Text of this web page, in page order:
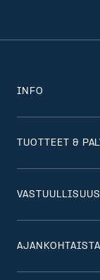
INFO
TUOTTEET &
VASTUULLISUUS
AJANKOHTAISTA